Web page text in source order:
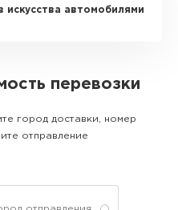
искусства автомобилями
перевозки
город доставки, номер
отправление